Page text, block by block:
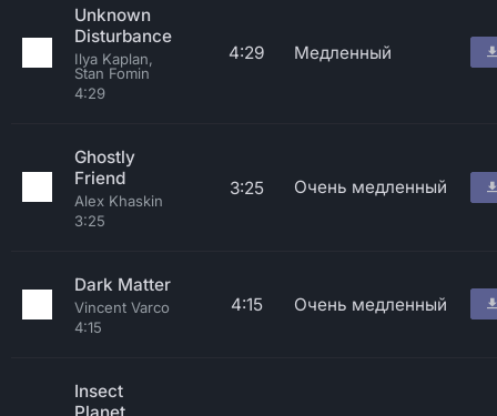
Unknown
Disturbance
Ilya Kaplan,
Stan Fomin
4:29
4:29 Медленный
Ghostly
Friend
Alex Khaskin
3:25
3:25 Очень медленный
Dark Matter
Vincent Varco
4:15
4:15 Очень медленный
Insect